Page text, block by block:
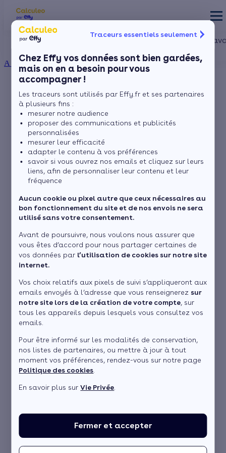
Traceurs essentiels seulement
Chez Effy vos données sont bien gardées,
mais on en a besoin pour vous
accompagner !
Les traceurs sont utilisés par Effy.fr et ses partenaires
à plusieurs fins :
mesurer notre audience
proposer des communications et publicités
personnalisées
mesurer leur efficacité
adapter le contenu à vos préférences
savoir si vous ouvrez nos emails et cliquez sur leurs
liens, afin de personnaliser leur contenu et leur
fréquence
Aucun cookie ou pixel autre que ceux nécessaires au
bon fonctionnement du site et de nos envois ne sera
utilisé sans votre consentement.
Avant de poursuivre, nous voulons nous assurer que
vous êtes d’accord pour nous partager certaines de
vos données par l’utilisation de cookies sur notre site
internet.
Vos choix relatifs aux pixels de suivi s’appliqueront aux
emails envoyés à l’adresse que vous renseignerezsur
notre site lors de la création de votre compte, sur
tous les appareils depuis lesquels vous consultez vos
emails.
Pour être informé sur les modalités de conservation,
nos listes de partenaires, ou mettre à jour à tout
moment vos préférences, rendez-vous sur notre page
Politique des cookies
En savoir plus surVie Privée
Fermer et accepter
Particulier Artisan / installateur
Entreprise / collectivité
À propos
Les aides financières
La prime énergie
Ma Prime Rénov'
Le chèque énergie
La TVA réduite
L'éco-prêt à taux zéro
Trouver mes aides
Nos conseils
Combles
Toiture
Tout ce que vous
devez savoir sur le
chauffe-eau vertical
parL’équipe de rédaction 7 min de lecture
Sommaire
Chauffe-eau vertical, en bref
Principaux avantages et inconvénients
Voir plus
eauqui peut utiliser différentes sources d'énergie –électricité,
gaz, solaire ou thermodynamique – et se présenter avec un
ballon de stockage d'eau. Pour un gain de place non
négligeable par rapport au modèle horizontal, de nombreux
fabricants ont mis sur le marché des modèles de
vertical. Comment fonctionne un chauffe-eau vertical ? Quelle
énergie et quel modèle choisir ? A qui s'adresser pour
l'installation et l'entretien de l'équipement ? Explications.
Je demande ma prime
Présentation